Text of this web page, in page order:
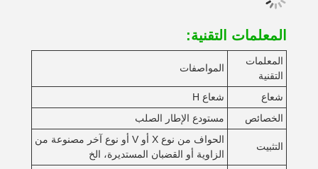
المعلمات التقنية:
المعلمات
التقنية
المواصفات
شعاع
شعاع H
الخصائص
مستودع الإطار الصلب
التثبيت
الحواف من نوع X أو V أو نوع آخر مصنوعة من
الزاوية أو القضبان المستديرة، الخ